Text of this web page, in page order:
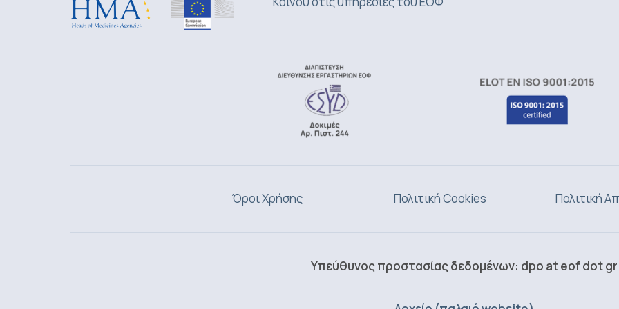
Όροι Χρήσης Πολιτική Cookies Πολιτική
Υπεύθυνος προστασίας δεδομένων: dpo at eof dot gr